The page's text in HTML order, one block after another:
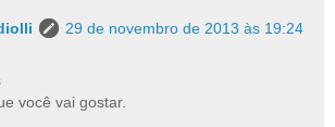
29 de novembro de 2013 às 19:24
você vai gostar.